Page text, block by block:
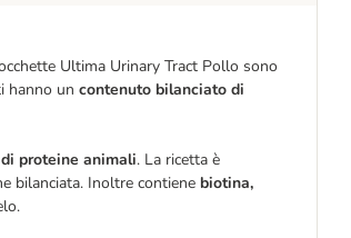
Ultima Urinary Tract Pollo sono
hanno un contenuto bilanciato di
proteine animali. La ricetta è
bilanciata. Inoltre contiene biotina,